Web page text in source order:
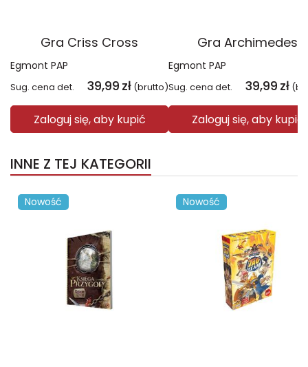
Gra Criss Cross
Egmont PAP
Sug. cena det. 39,99 zł (brutto)
Zaloguj się, aby kupić
Gra Archimedes
Egmont PAP
Sug. cena det. 39,99 zł
Zaloguj się, aby kupić
INNE Z TEJ KATEGORII
Nowość Nowość